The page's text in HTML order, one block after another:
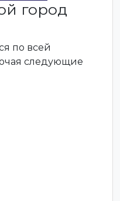
город
по всей
следующие